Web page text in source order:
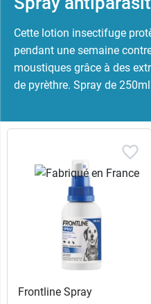
Cette lotion insectifuge
pendant une semaine
moustiques grâce à des
de pyrèthre. Spray de
Frontline Spray